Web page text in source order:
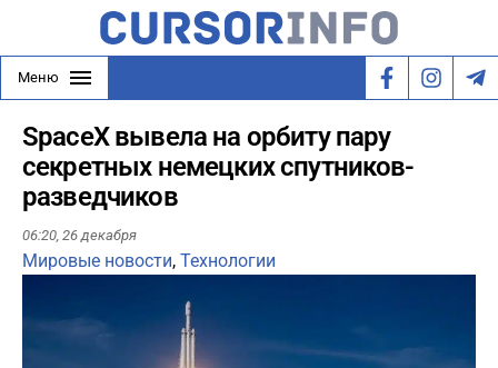
Меню
SpaceX вывела на орбиту пару
секретных немецких спутников-
разведчиков
06:20, 26 декабря
Мировые новости, Технологии